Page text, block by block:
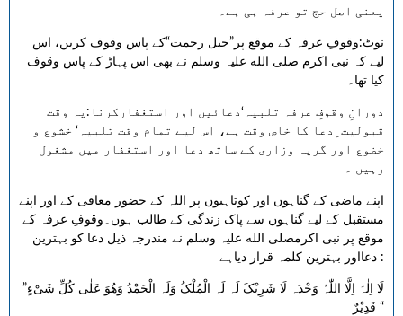
یعنی اصل حج تو عرفہ ہی ہے۔
نوٹ:وقوفِ عرفہ کے موقع پر”جبل رحمت“کے پاس وقوف کریں، اس
لیے کہ نبی اکرم صلی الله علیہ وسلم نے بھی اس پہاڑ کے پاس وقوف
کیا تھا۔
دورانِ وقوفِ عرفہ تلبیہ‘دعائیں اور استغفارکرنا:یہ وقت
قبولیت ِدعا کا خاص وقت ہے، اس لیے تمام وقت تلبیہ‘ خشوع و
خضوع اور گریہ وزاری کے ساتھ دعا اور استغفار میں مشغول
رہیں ۔
اپنے ماضی کے گناہوں اور کوتاہیوں پر اللہ کے حضور معافی کے اور اپنے
مستقبل کے لیے گناہوں سے پاک زندگی کے طالب ہوں۔وقوفِ عرفہ کے
موقع پر نبی اکرمصلی الله علیہ وسلم نے مندرجہ ذیل دعا کو بہترین
دعااور بہترین کلمہ قرار دیاہے :
”لَا اِلٰہَ اِلَّا اللّٰہُ وَحْدَہ لَا شَرِیْکَ لَہ لَہ الْمُلْکُ وَلَہ الْحَمْدُ وَھُوَ عَلٰی کُلِّ شَیْءٍ
قَدِیْرٌ “